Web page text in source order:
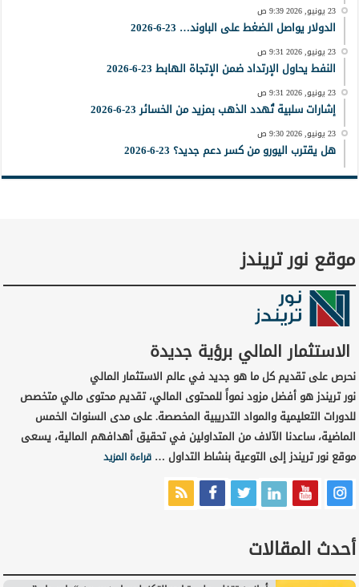
23 يونيو, 2026 9:39 ص
الدولار يواصل الضغط على الباوند… 23-6-2026
23 يونيو, 2026 9:31 ص
النفط يحاول الإرتداد ضمن الإتجاة الهابط 23-6-2026
23 يونيو, 2026 9:31 ص
إشارات سلبية تُهدد الذهب بمزيد من الخسائر 23-6-2026
23 يونيو, 2026 9:30 ص
هل يقترب اليورو من كسر دعم جديد؟ 23-6-2026
موقع نور تريندز
الاستثمار المالي برؤية جديدة
نحرص على تقديم كل ما هو جديد في عالم الاستثمار المالي
نور تريندز هو أفضل مزود نمواً للمحتوى المالي، تقديم محتوى مالي متخصص
للدورات التعليمية والمواد التدريبية المخصصة. على مدى السنوات الخمس
الماضية، ساعدنا الآلاف من المتداولين في تحقيق أهدافهم المالية، يسعى
موقع نور تريندز إلى التوعية بنشاط التداول …قراءة المزيد
أحدث المقالات